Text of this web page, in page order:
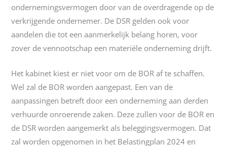
ondernemingsvermogen door van de overdragende op de
verkrijgende ondernemer. De DSR gelden ook voor
aandelen die tot een aanmerkelijk belang horen, voor
zover de vennootschap een materiële onderneming drijft.
Het kabinet kiest er niet voor om de BOR af te schaffen.
Wel zal de BOR worden aangepast. Een van de
aanpassingen betreft door een onderneming aan derden
verhuurde onroerende zaken. Deze zullen voor de BOR en
de DSR worden aangemerkt als beleggingsvermogen. Dat
zal worden opgenomen in het Belastingplan 2024 en